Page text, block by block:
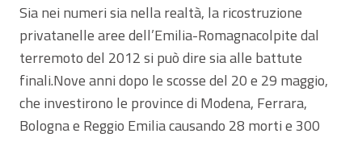
Sia nei numeri sia nella realtà, la ricostruzione
privatanelle aree dell’Emilia-Romagnacolpite dal
terremoto del 2012 si può dire sia alle battute
finali.Nove anni dopo le scosse del 20 e 29 maggio,
che investirono le province di Modena, Ferrara,
Bologna e Reggio Emilia causando 28 morti e 300